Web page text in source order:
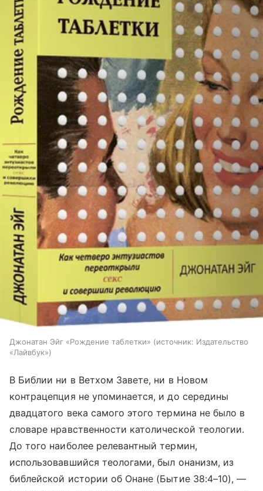
Джонатан Эйг «Рождение таблетки» источник: Издательство
«Лайвбук»
В Библии ни в Ветхом Завете, ни в Новом
контрацепция не упоминается, и до середины
двадцатого века самого этого термина не было в
словаре нравственности католической теологии.
До того наиболее релевантный термин,
использовавшийся теологами, был онанизм, из
библейской истории об Онане (Бытие 38:4–10), —